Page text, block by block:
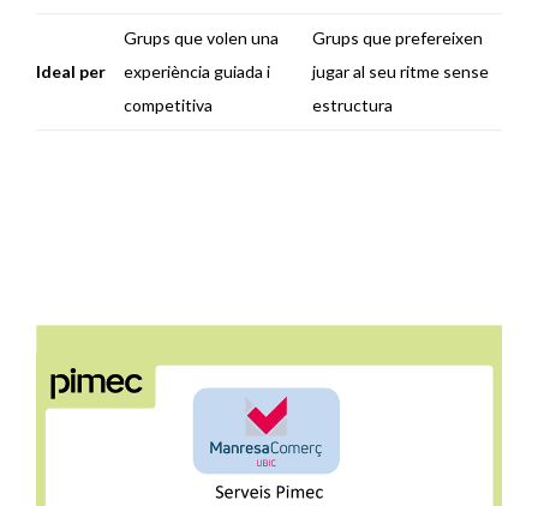
Ideal per
Grups que volen una
experiència guiada i
competitiva
Grups que prefereixen
jugar al seu ritme sense
estructura